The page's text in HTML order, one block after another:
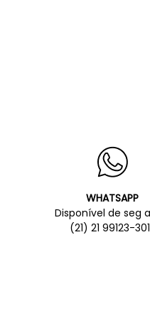
WHATSAPP
Disponível de seg
(21) 21 99123-